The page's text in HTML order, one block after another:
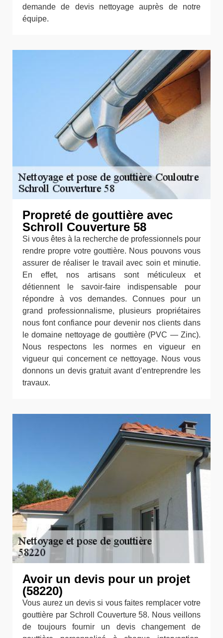
demande de devis nettoyage auprès de notre
équipe.
Propreté de gouttière avec
Schroll Couverture 58
Si vous êtes à la recherche de professionnels pour
rendre propre votre gouttière. Nous pouvons vous
assurer de réaliser le travail avec soin et minutie.
En effet, nos artisans sont méticuleux et
détiennent le savoir-faire indispensable pour
répondre à vos demandes. Connues pour un
grand professionnalisme, plusieurs propriétaires
nous font confiance pour devenir nos clients dans
le domaine nettoyage de gouttière (PVC — Zinc).
Nous respectons les normes en vigueur en
vigueur qui concernent ce nettoyage. Nous vous
donnons un devis gratuit avant d’entreprendre les
travaux.
Avoir un devis pour un projet
(58220)
Vous aurez un devis si vous faites remplacer votre
gouttière par Schroll Couverture 58. Nous veillons
de toujours fournir un devis changement de